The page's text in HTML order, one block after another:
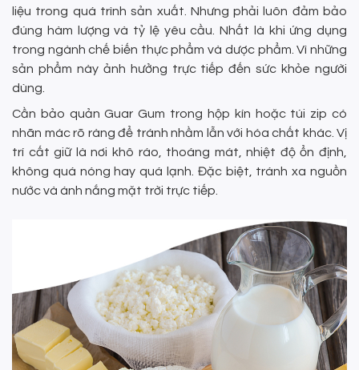
liệu trong quá trình sản xuất. Nhưng phải luôn đảm bảo
đúng hàm lượng và tỷ lệ yêu cầu. Nhất là khi ứng dụng
trong ngành chế biến thực phẩm và dược phẩm. Vì những
sản phẩm này ảnh hưởng trực tiếp đến sức khỏe người
dùng.
Cần bảo quản Guar Gum trong hộp kín hoặc túi zip có
nhãn mác rõ ràng để tránh nhầm lẫn với hóa chất khác. Vị
trí cất giữ là nơi khô ráo, thoáng mát, nhiệt độ ổn định,
không quá nóng hay quá lạnh. Đặc biệt, tránh xa nguồn
nước và ánh nắng mặt trời trực tiếp.